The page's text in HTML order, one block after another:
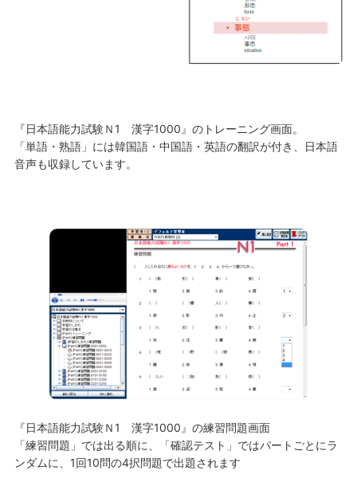
『日本語能力試験Ｎ1 漢字1000』のトレーニング画面。
「単語・熟語」には韓国語・中国語・英語の翻訳が付き、日本語
音声も収録しています。
『日本語能力試験Ｎ1 漢字1000』の練習問題画面
「練習問題」では出る順に、「確認テスト」ではパートごとにラ
ンダムに、1回10問の4択問題で出題されます